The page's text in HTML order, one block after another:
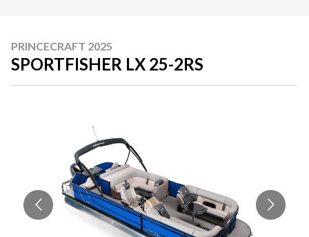
PRINCECRAFT 2025
SPORTFISHER LX 25-2RS